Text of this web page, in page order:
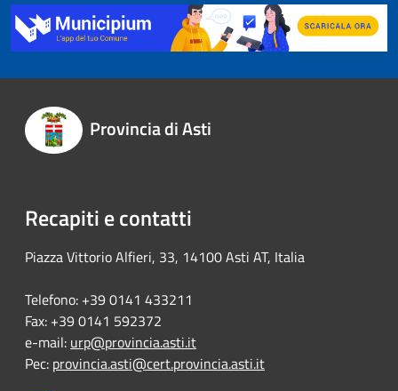
Provincia di Asti
Recapiti e contatti
Piazza Vittorio Alfieri, 33, 14100 Asti AT, Italia
Telefono: +39 0141 433211
Fax: +39 0141 592372
e-mail: urp@provincia.asti.it
Pec: provincia.asti@cert.provincia.asti.it